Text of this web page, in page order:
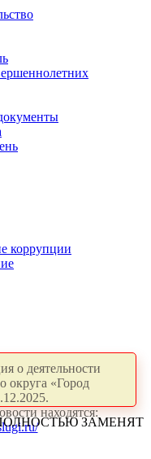
коррупции
о деятельности
округа «Город
находятся:
ЗАМЕНЯТ